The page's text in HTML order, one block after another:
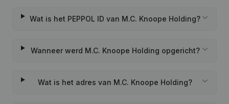
Wat is het PEPPOL ID van M.C. Knoope Holding?
Wanneer werd M.C. Knoope Holding opgericht?
Wat is het adres van M.C. Knoope Holding?